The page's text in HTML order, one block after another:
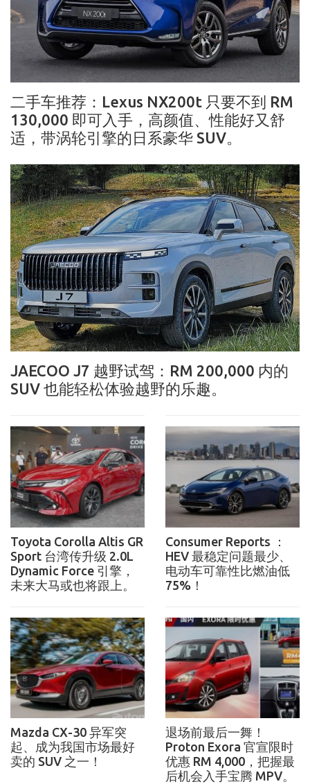
二手车推荐：Lexus NX200t 只要不到 RM
130,000 即可入手，高颜值、性能好又舒
适，带涡轮引擎的日系豪华 SUV。
JAECOO J7 越野试驾：RM 200,000 内的
SUV 也能轻松体验越野的乐趣。
Toyota Corolla Altis GR
Sport 台湾传升级 2.0L
Dynamic Force 引擎，
未来大马或也将跟上。
Consumer Reports ：
HEV 最稳定问题最少、
电动车可靠性比燃油低
75%！
Mazda CX-30 异军突
起、成为我国市场最好
卖的 SUV 之一！
退场前最后一舞！
Proton Exora 官宣限时
优惠 RM 4,000，把握最
后机会入手宝腾 MPV。